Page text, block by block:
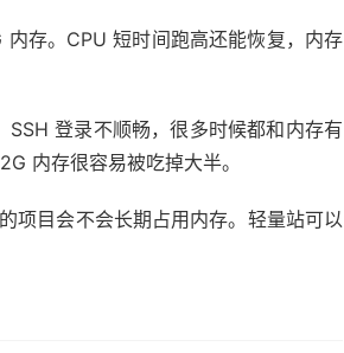
存。CPU 短时间跑高还能恢复，内存
登录不顺畅，很多时候都和内存有
内存很容易被吃掉大半。
项目会不会长期占用内存。轻量站可以